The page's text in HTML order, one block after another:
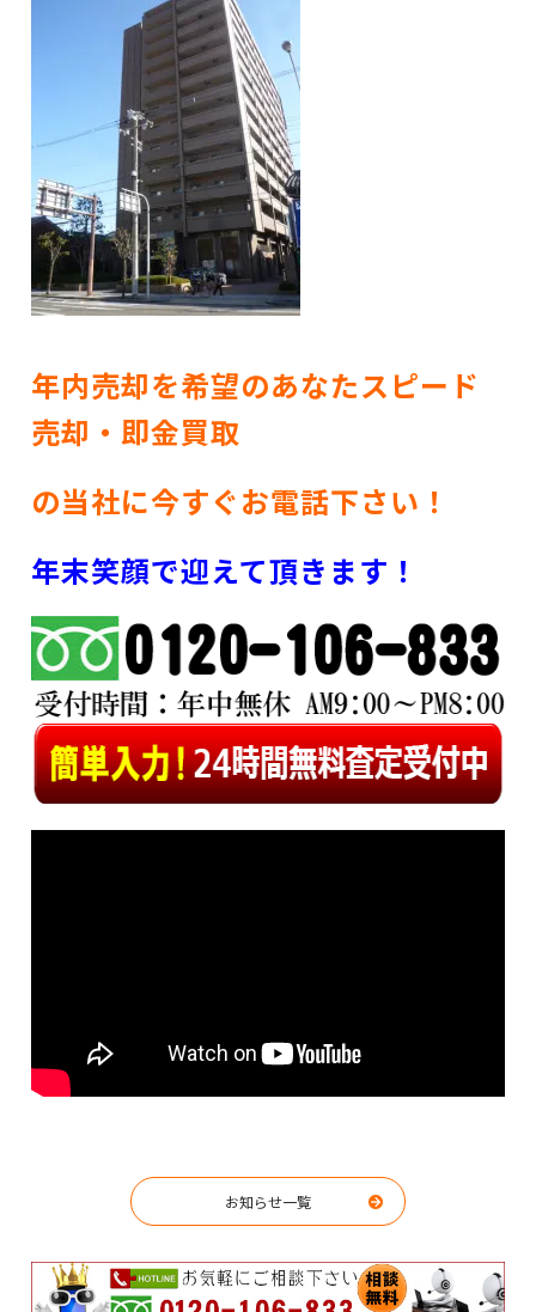
年内売却を希望のあなたスピード
売却・即金買取
の当社に今すぐお電話下さい！
年末笑顔で迎えて頂きます！
お知らせ一覧